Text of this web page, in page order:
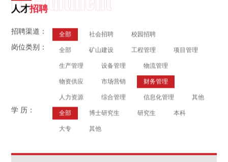
人才招聘
招聘渠道： 全部 社会招聘 校园招聘
岗位类别： 全部 矿山建设 工程管理 项目管理
生产管理 设备管理 物流管理
物资供应 市场营销 财务管理
人力资源 综合管理 信息化管理 其他
学 历： 全部 博士研究生 研究生 本科
大专 其他